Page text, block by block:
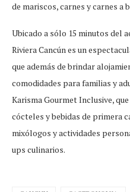
de mariscos, carnes y carnes a
Ubicado a sólo 15 minutos del
Riviera Cancún es un
que además de brindar
comodidades para familias y
Karisma Gourmet Inclusive,
cócteles y bebidas de primera
mixólogos y actividades
ups culinarios.